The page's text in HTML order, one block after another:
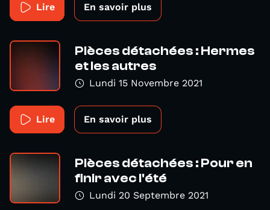
Lire En savoir plus
Pièces détachées : Hermes
et les autres
Lundi 15 Novembre 2021
Lire En savoir plus
Pièces détachées : Pour en
finir avec l'été
Lundi 20 Septembre 2021